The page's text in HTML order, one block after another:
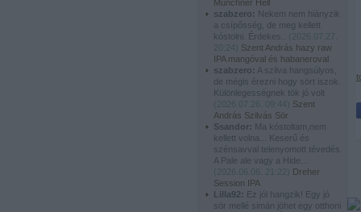
Münchner Hell
szabzero: Nekem nem hiányzik
a csípősség, de meg kellett
kóstolni. Érdekes.. (
2026.07.27.
20:24 ) Szent András hazy raw
IPA mangóval és habaneroval
szabzero: A szilva hangsúlyos,
de mégis érezni hogy sört iszok.
Különlegességnek tök jó volt
(
2026.07.26. 09:44 ) Szent
András Szilvás Sör
Ssandor: Ma kóstoltam,nem
kellett volna... Keserű és
szénsavval telenyomott tévedés.
A Pale ale vagy a Hide...
(
2026.06.06. 21:22 ) Dreher
Session IPA
Lilla92: Ez jól hangzik! Egy jó
sör mellé simán jöhet egy otthoni